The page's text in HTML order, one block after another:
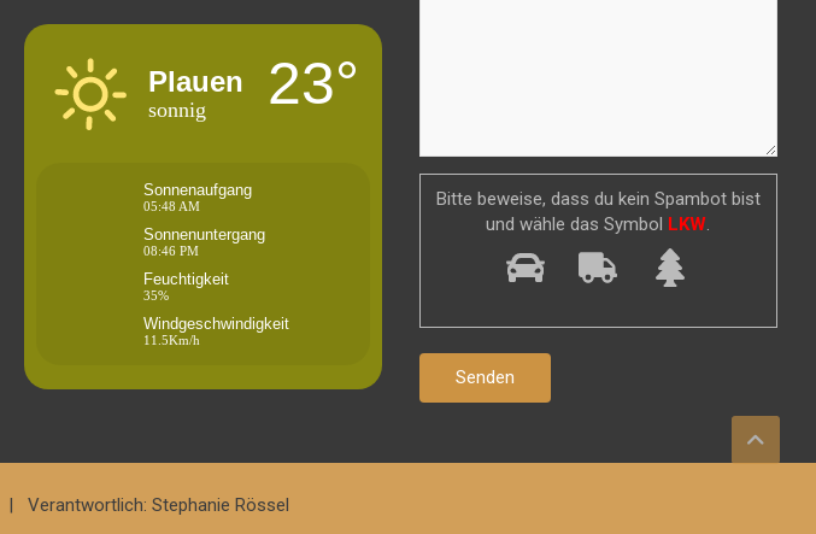
Plauen
sonnig 23°
Sonnenaufgang
05:48 AM
Sonnenuntergang
08:46 PM
Feuchtigkeit
35%
Windgeschwindigkeit
11.5Km/h
Bitte beweise, dass du kein Spambot bist
und wähle das Symbol LKW.
Verantwortlich: Stephanie Rössel